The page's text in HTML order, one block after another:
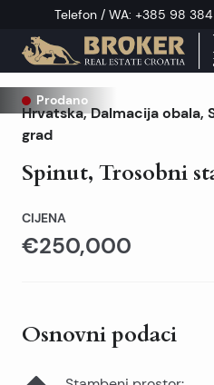
Telefon / WA: +385 98
Prodano
Hrvatska,Dalmacija obala,
grad
Spinut, Trosobni
CIJENA
€250,000
Osnovni podaci